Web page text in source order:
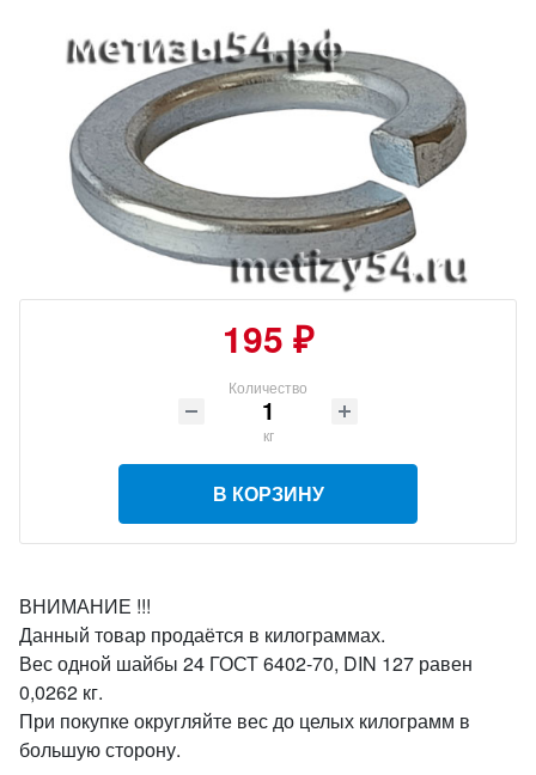
195 ₽
Количество
кг
В КОРЗИНУ
ВНИМАНИЕ !!!
Данный товар продаётся в килограммах.
Вес одной шайбы 24 ГОСТ 6402-70, DIN 127 равен
0,0262 кг.
При покупке округляйте вес до целых килограмм в
большую сторону.